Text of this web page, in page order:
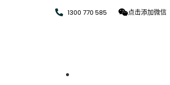
1300 770 585 点击添加微信